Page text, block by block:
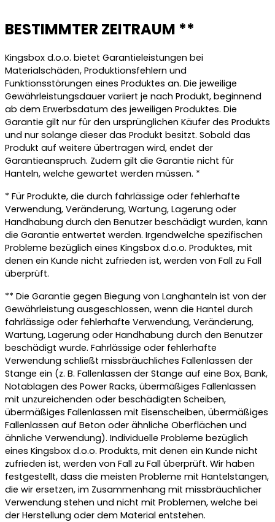
BESTIMMTER ZEITRAUM **
Kingsbox d.o.o. bietet Garantieleistungen bei
Materialschäden, Produktionsfehlern und
Funktionsstörungen eines Produktes an. Die jeweilige
Gewährleistungsdauer variiert je nach Produkt, beginnend
ab dem Erwerbsdatum des jeweiligen Produktes. Die
Garantie gilt nur für den ursprünglichen Käufer des Produkts
und nur solange dieser das Produkt besitzt. Sobald das
Produkt auf weitere übertragen wird, endet der
Garantieanspruch. Zudem gilt die Garantie nicht für
Hanteln, welche gewartet werden müssen. *
* Für Produkte, die durch fahrlässige oder fehlerhafte
Verwendung, Veränderung, Wartung, Lagerung oder
Handhabung durch den Benutzer beschädigt wurden, kann
die Garantie entwertet werden. Irgendwelche spezifischen
Probleme bezüglich eines Kingsbox d.o.o. Produktes, mit
denen ein Kunde nicht zufrieden ist, werden von Fall zu Fall
überprüft.
** Die Garantie gegen Biegung von Langhanteln ist von der
Gewährleistung ausgeschlossen, wenn die Hantel durch
fahrlässige oder fehlerhafte Verwendung, Veränderung,
Wartung, Lagerung oder Handhabung durch den Benutzer
beschädigt wurde. Fahrlässige oder fehlerhafte
Verwendung schließt missbräuchliches Fallenlassen der
Stange ein (z. B. Fallenlassen der Stange auf eine Box, Bank,
Notablagen des Power Racks, übermäßiges Fallenlassen
mit unzureichenden oder beschädigten Scheiben,
übermäßiges Fallenlassen mit Eisenscheiben, übermäßiges
Fallenlassen auf Beton oder ähnliche Oberflächen und
ähnliche Verwendung). Individuelle Probleme bezüglich
eines Kingsbox d.o.o. Produkts, mit denen ein Kunde nicht
zufrieden ist, werden von Fall zu Fall überprüft. Wir haben
festgestellt, dass die meisten Probleme mit Hantelstangen,
die wir ersetzen, im Zusammenhang mit missbräuchlicher
Verwendung stehen und nicht mit Problemen, welche bei
der Herstellung oder dem Material entstehen.